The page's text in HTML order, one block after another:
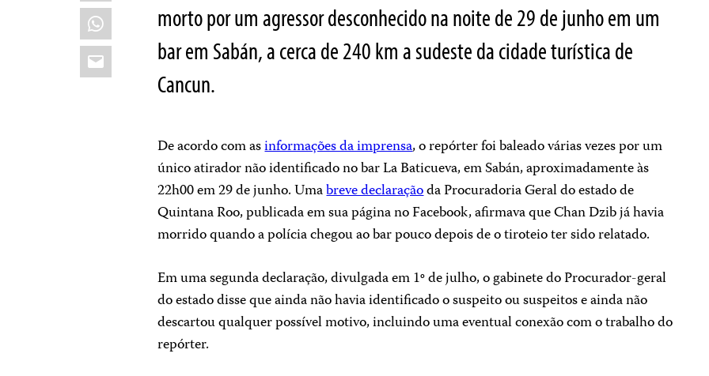
WhatsApp
Email
morto por um agressor desconhecido na noite de 29 de junho em um
bar em Sabán, a cerca de 240 km a sudeste da cidade turística de
Cancun.
De acordo com asinformações da imprensa, o repórter foi baleado várias vezes por um
único atirador não identificado no bar La Baticueva, em Sabán, aproximadamente às
22h00 em 29 de junho. Umabreve declaraçãoda Procuradoria Geral do estado de
Quintana Roo, publicada em sua página no Facebook, afirmava que Chan Dzib já havia
morrido quando a polícia chegou ao bar pouco depois de o tiroteio ter sido relatado.
Em uma segunda declaração, divulgada em 1º de julho, o gabinete do Procurador-geral
do estado disse que ainda não havia identificado o suspeito ou suspeitos e ainda não
descartou qualquer possível motivo, incluindo uma eventual conexão com o trabalho do
repórter.